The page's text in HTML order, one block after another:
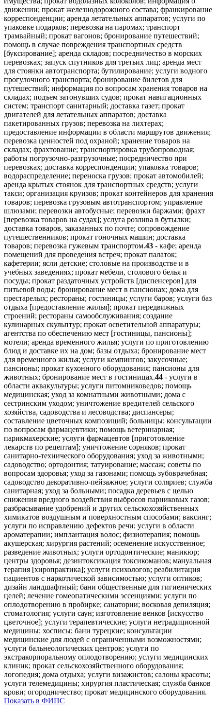
движении; прокат железнодорожного состава; франкирование
корреспонденции; аренда летательных аппаратов; услуги по
упаковке подарков; перевозка на паромах; транспорт
трамвайный; прокат вагонов; бронирование путешествий;
помощь в случае повреждения транспортных средств
[буксирование]; аренда складов; посредничество в морских
перевозках; запуск спутников для третьих лиц; аренда мест
для стоянки автотранспорта; бутилирование; услуги водного
прогулочного транспорта; бронирование билетов для
путешествий; информация по вопросам хранения товаров на
складах; подъем затонувших судов; прокат навигационных
систем; транспорт санитарный; доставка газет; прокат
двигателей для летательных аппаратов; доставка
пакетированных грузов; перевозка на лихтерах;
предоставление информации в области маршрутов движения;
перевозка ценностей под охраной; хранение товаров на
складах; фрахтование; транспортировка трубопроводная;
работы погрузочно-разгрузочные; посредничество при
перевозках; доставка корреспонденции; упаковка товаров;
водораспределение; переноска грузов; прокат автомобилей;
аренда крытых стоянок для транспортных средств; услуги
такси; организация круизов; прокат контейнеров для хранения
товаров; перевозка грузовым автотранспортом; управление
шлюзами; перевозки автобусные; перевозки баржами; фрахт
[перевозка товаров на судах]; услуга розлива в бутылки;
доставка товаров, заказанных по почте; сопровождение
путешественников; прокат гоночных машин; доставка
товаров; перевозка гужевым транспортом.43 - кафе; аренда
помещений для проведения встреч; прокат палаток;
кафетерии; ясли детские; столовые на производстве и в
учебных заведениях; прокат мебели, столового белья и
посуды; прокат раздаточных устройств [диспенсеров] для
питьевой воды; бронирование мест в пансионах; дома для
престарелых; рестораны; гостиницы; услуги баров; услуги баз
отдыха [предоставление жилья]; прокат передвижных
строений; рестораны самообслуживания; создание
кулинарных скульптур; прокат осветительной аппаратуры;
агентства по обеспечению мест [гостиницы, пансионы];
мотели; аренда временного жилья; услуги по приготовлению
блюд и доставке их на дом; базы отдыха; бронирование мест
для временного жилья; услуги кемпингов; закусочные;
пансионы; прокат кухонного оборудования; пансионы для
животных; бронирование мест в гостиницах.44 - услуги в
области аквакультуры; услуги питомниковедов; помощь
медицинская; уход за комнатными животными; дома с
сестринским уходом; уничтожение вредителей сельского
хозяйства, садоводства и лесоводства; диспансеры;
составление цветочных композиций; больницы; консультации
по вопросам фармацевтики; помощь ветеринарная;
парикмахерские; услуги фармацевтов [приготовление
лекарств по рецептам]; уничтожение сорняков; прокат
санитарно-технического оборудования; уход за животными;
садоводство; ортодонтия; татуирование; массаж; советы по
вопросам здоровья; уход за газонами; помощь зубоврачебная;
садоводство декоративно-пейзажное; услуги соляриев; служба
санитарная; уход за больными; посадка деревьев с целью
снижения вредного воздействия выбросов парниковых газов;
разбрасывание удобрений и других сельскохозяйственных
химикатов воздушным и поверхностным способами; ваксинг;
услуги по исправлению дефектов речи; услуги в области
ароматерапии; имплантация волос; физиотерапия; помощь
акушерская; хирургия растений; осеменение искусственное;
разведение животных; услуги ортодонтические; маникюр;
центры здоровья; дезинтоксикация токсикоманов; мануальная
терапия [хиропрактика]; услуги психологов; реабилитация
пациентов с наркотической зависимостью; услуги оптиков;
дизайн ландшафтный; бани общественные для гигиенических
целей; лечение гомеопатическими эссенциями; услуги по
оплодотворению в пробирке; санатории; восковая депиляция;
стоматология; услуги саун; изготовление венков [искусство
цветочное]; услуги терапевтические; услуги нетрадиционной
медицины; хосписы; бани турецкие; консультации
медицинские для людей с ограниченными возможностями;
услуги бальнеологических центров; услуги по
экстракорпоральному оплодотворению; услуги медицинских
клиник; прокат сельскохозяйственного оборудования;
логопедия; дома отдыха; услуги визажистов; салоны красоты;
услуги телемедицины; хирургия пластическая; служба банков
крови; огородничество; прокат медицинского оборудования.
Показать в ФИПС